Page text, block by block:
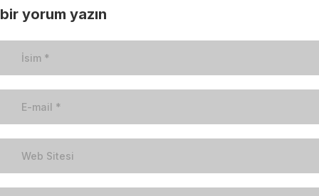
bir yorum yazın